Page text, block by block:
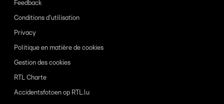
Feedback
Conditions d'utilisation
Privacy
Politique en matière de cookies
Gestion des cookies
RTL Charte
Accidentsfotoen op RTL.lu